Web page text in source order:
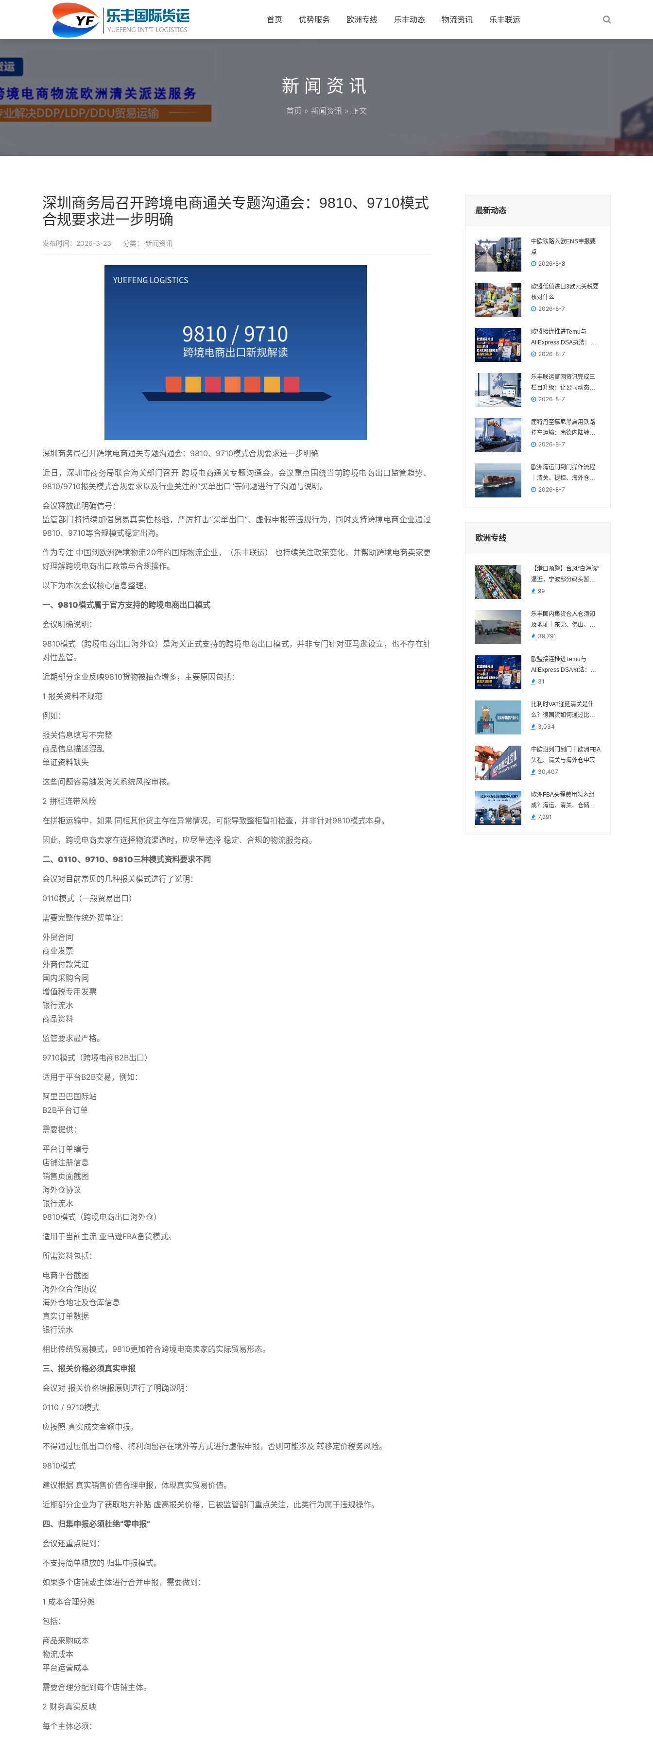
首页 优势服务 欧洲专线 乐丰动态 物流资讯 乐丰联运
新闻资讯
首页 » 新闻资讯 » 正文
深圳商务局召开跨境电商通关专题沟通会：9810、9710模式
合规要求进一步明确
发布时间：2026-3-23 分类： 新闻资讯
深圳商务局召开跨境电商通关专题沟通会：9810、9710模式合规要求进一步明确
近日，深圳市商务局联合海关部门召开 跨境电商通关专题沟通会。会议重点围绕当前跨境电商出口监管趋势、
9810/9710报关模式合规要求以及行业关注的“买单出口”等问题进行了沟通与说明。
会议释放出明确信号：
监管部门将持续加强贸易真实性核验，严厉打击“买单出口”、虚假申报等违规行为，同时支持跨境电商企业通过
9810、9710等合规模式稳定出海。
作为专注 中国到欧洲跨境物流20年的国际物流企业，（乐丰联运） 也持续关注政策变化，并帮助跨境电商卖家更
好理解跨境电商出口政策与合规操作。
以下为本次会议核心信息整理。
一、9810模式属于官方支持的跨境电商出口模式
会议明确说明：
9810模式（跨境电商出口海外仓）是海关正式支持的跨境电商出口模式，并非专门针对亚马逊设立，也不存在针
对性监管。
近期部分企业反映9810货物被抽查增多，主要原因包括：
1 报关资料不规范
例如：
报关信息填写不完整
商品信息描述混乱
单证资料缺失
这些问题容易触发海关系统风控审核。
2 拼柜连带风险
在拼柜运输中，如果 同柜其他货主存在异常情况，可能导致整柜暂扣检查，并非针对9810模式本身。
因此，跨境电商卖家在选择物流渠道时，应尽量选择 稳定、合规的物流服务商。
二、0110、9710、9810三种模式资料要求不同
会议对目前常见的几种报关模式进行了说明：
0110模式（一般贸易出口）
需要完整传统外贸单证：
外贸合同
商业发票
外商付款凭证
国内采购合同
增值税专用发票
银行流水
商品资料
监管要求最严格。
9710模式（跨境电商B2B出口）
适用于平台B2B交易，例如：
阿里巴巴国际站
B2B平台订单
需要提供：
平台订单编号
店铺注册信息
销售页面截图
海外仓协议
银行流水
9810模式（跨境电商出口海外仓）
适用于当前主流 亚马逊FBA备货模式。
所需资料包括：
电商平台截图
海外仓合作协议
海外仓地址及仓库信息
真实订单数据
银行流水
相比传统贸易模式，9810更加符合跨境电商卖家的实际贸易形态。
三、报关价格必须真实申报
会议对 报关价格填报原则进行了明确说明：
0110 / 9710模式
应按照 真实成交金额申报。
不得通过压低出口价格、将利润留存在境外等方式进行虚假申报，否则可能涉及 转移定价税务风险。
9810模式
建议根据 真实销售价值合理申报，体现真实贸易价值。
近期部分企业为了获取地方补贴 虚高报关价格，已被监管部门重点关注，此类行为属于违规操作。
四、归集申报必须杜绝“零申报”
会议还重点提到：
不支持简单粗放的 归集申报模式。
如果多个店铺或主体进行合并申报，需要做到：
1 成本合理分摊
包括：
商品采购成本
物流成本
平台运营成本
需要合理分配到每个店铺主体。
2 财务真实反映
每个主体必须：
最新动态
中欧铁路入欧ENS申报要
点
2026-8-8
欧盟低值进口3欧元关税要
核对什么
2026-8-7
欧盟接连推进Temu与
AliExpress DSA执法：欧
洲卖家要重新检查商品合
2026-8-7
乐丰联运官网资讯完成三
栏目升级：让公司动态、
电商政策与物流变化各归
2026-8-7
鹿特丹至慕尼黑启用铁路
挂车运输：南德内陆转运
多一种组合方案
2026-8-7
欧洲海运门到门操作流程
｜清关、提柜、海外仓与
FBA交付节点
2026-8-7
欧洲专线
【港口预警】台风“白海豚”
逼近，宁波部分码头暂停
作业，近期出货请提前规
99
乐丰国内集货仓入仓须知
及地址｜东莞、佛山、义
乌、苏州、宁波
39,791
欧盟接连推进Temu与
AliExpress DSA执法：欧
洲卖家要重新检查商品合
31
比利时VAT递延清关是什
么？德国货如何通过比利
时进口？
3,034
中欧班列门到门｜欧洲FBA
头程、清关与海外仓中转
30,407
欧洲FBA头程费用怎么组
成？海运、清关、仓储与
派送费用说明
7,291